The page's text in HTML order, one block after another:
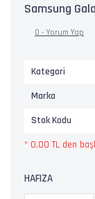
Samsung
0 - Yorum Yap
Kategori
Marka
Stok Kodu
* 0,00 TL den
HAFIZA